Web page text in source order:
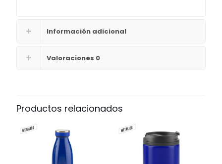
Información adicional
Valoraciones 0
Productos relacionados